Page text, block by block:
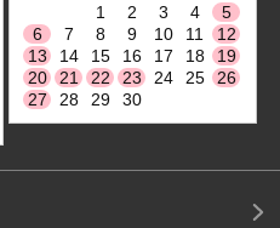
1
2 3 4
5
6
7 8 9 10 11
12
13
14 15 16 17 18
19
20
21 22 23 24 25
26
27
28 29 30